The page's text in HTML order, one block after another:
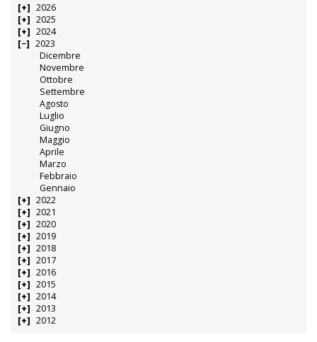
2026
2025
2024
2023
Dicembre
Novembre
Ottobre
Settembre
Agosto
Luglio
Giugno
Maggio
Aprile
Marzo
Febbraio
Gennaio
2022
2021
2020
2019
2018
2017
2016
2015
2014
2013
2012